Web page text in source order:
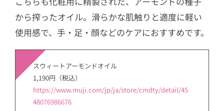
から搾ったオイル。滑らかな肌触りと適度に軽い
使用感で、手・足・顔などのケアにおすすめです。
スウィートアーモンドオイル
1,190円（税込）
https://www.muji.com/jp/ja/store/cmdty/detail/45
48076986676